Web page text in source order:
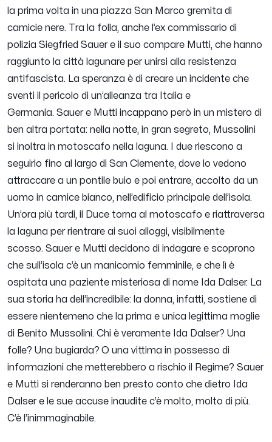
la prima volta in una piazza San Marco gremita di
camicie nere. Tra la folla, anche l’ex commissario di
polizia Siegfried Sauer e il suo compare Mutti, che hanno
raggiunto la città lagunare per unirsi alla resistenza
antifascista. La speranza è di creare un incidente che
sventi il pericolo di un’alleanza tra Italia e
Germania. Sauer e Mutti incappano però in un mistero di
ben altra portata: nella notte, in gran segreto, Mussolini
si inoltra in motoscafo nella laguna. I due riescono a
seguirlo fino al largo di San Clemente, dove lo vedono
attraccare a un pontile buio e poi entrare, accolto da un
uomo in camice bianco, nell’edificio principale dell’isola.
Un’ora più tardi, il Duce torna al motoscafo e riattraversa
la laguna per rientrare ai suoi alloggi, visibilmente
scosso. Sauer e Mutti decidono di indagare e scoprono
che sull’isola c’è un manicomio femminile, e che lì è
ospitata una paziente misteriosa di nome Ida Dalser. La
sua storia ha dell’incredibile: la donna, infatti, sostiene di
essere nientemeno che la prima e unica legittima moglie
di Benito Mussolini. Chi è veramente Ida Dalser? Una
folle? Una bugiarda? O una vittima in possesso di
informazioni che metterebbero a rischio il Regime? Sauer
e Mutti si renderanno ben presto conto che dietro Ida
Dalser e le sue accuse inaudite c’è molto, molto di più.
C’è l’inimmaginabile.